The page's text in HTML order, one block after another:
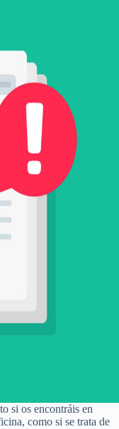
si os encontráis en
como si se trata de